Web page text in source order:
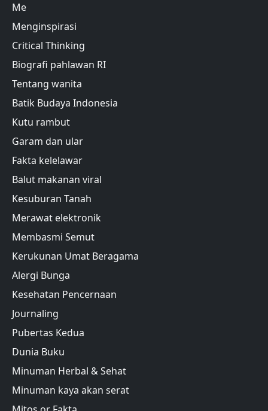
Me
Menginspirasi
Critical Thinking
Biografi pahlawan RI
Tentang wanita
Batik Budaya Indonesia
Kutu rambut
Garam dan ular
Fakta kelelawar
Balut makanan viral
Kesuburan Tanah
Merawat elektronik
Membasmi Semut
Kerukunan Umat Beragama
Alergi Bunga
Kesehatan Pencernaan
Journaling
Pubertas Kedua
Dunia Buku
Minuman Herbal & Sehat
Minuman kaya akan serat